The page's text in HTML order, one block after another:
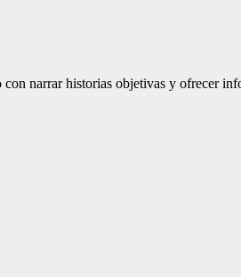
narrar historias objetivas y ofrecer